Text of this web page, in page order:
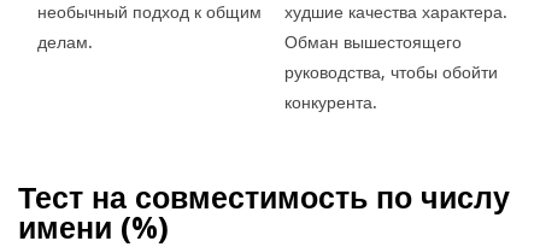
необычный подход к общим
делам.
худшие качества характера.
Обман вышестоящего
руководства, чтобы обойти
конкурента.
Тест на совместимость по числу
имени (%)